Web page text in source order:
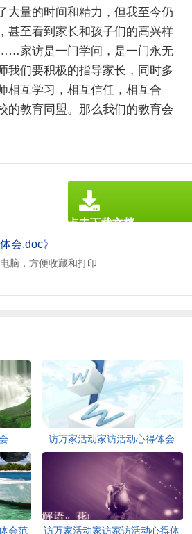
大量的时间和精力，但我至今仍
甚至看到家长和孩子们的高兴样
家访是一门学问，是一门永无
我们要积极的指导家长，同时多
相互学习，相互信任，相互合
的教育同盟。那么我们的教育会
会.doc》
脑，方便收藏和打印
点击下载文档
访万家活动家访活动心得体会
会范 访万家活动家访家访活动心得体